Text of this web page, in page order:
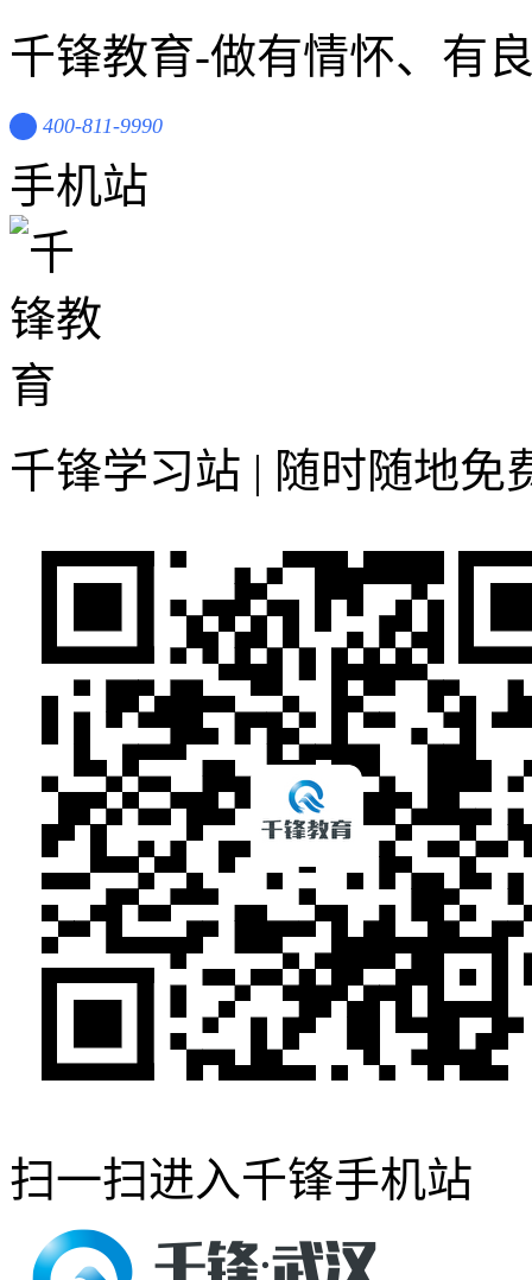
千锋教育-做有情怀、有
400-811-9990
手机站
千锋学习站 | 随时随地免
扫一扫进入千锋手机站